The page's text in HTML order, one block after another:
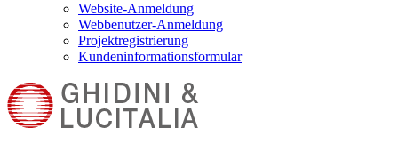
Website-Anmeldung
Webbenutzer-Anmeldung
Projektregistrierung
Kundeninformationsformular